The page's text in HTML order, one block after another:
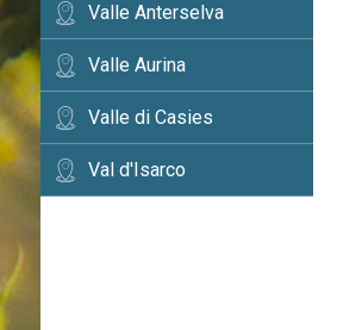
Valle Anterselva
Valle Aurina
Valle di Casies
Val d'Isarco